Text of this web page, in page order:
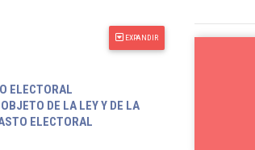
EXPANDIR
ELECTORAL
DE LA LEY Y DE LA
ELECTORAL